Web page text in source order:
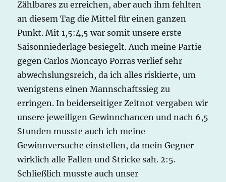
Zählbares zu erreichen, aber auch ihm fehlten
an diesem Tag die Mittel für einen ganzen
Punkt. Mit 1,5:4,5 war somit unsere erste
Saisonniederlage besiegelt. Auch meine Partie
gegen Carlos Moncayo Porras verlief sehr
abwechslungsreich, da ich alles riskierte, um
wenigstens einen Mannschaftssieg zu
erringen. In beiderseitiger Zeitnot vergaben wir
unsere jeweiligen Gewinnchancen und nach 6,5
Stunden musste auch ich meine
Gewinnversuche einstellen, da mein Gegner
wirklich alle Fallen und Stricke sah. 2:5.
Schließlich musste auch unser